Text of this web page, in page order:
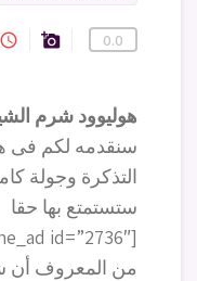
0.0
add_a_photo
query_builder
هوليوود شرم
سنقدمه لكم فى
التذكرة وجولة
ستستمتع بها حقا
[the_ad id=”2736″]
من المعروف أن